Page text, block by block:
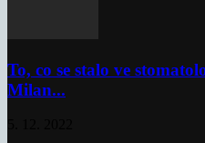
To, co se stalo ve
Milan...